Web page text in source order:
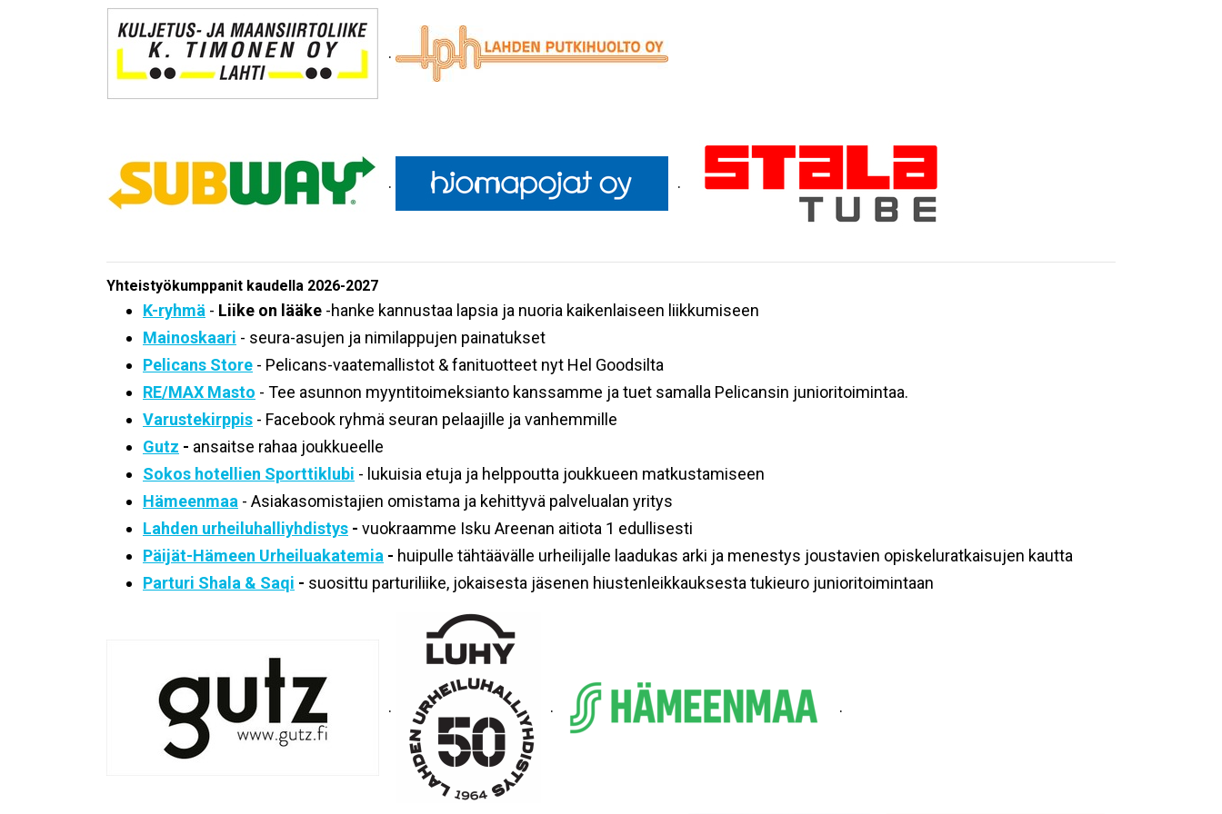
.
. .
Yhteistyökumppanit kaudella 2026-2027
K-ryhmä - Liike on lääke -hanke kannustaa lapsia ja nuoria kaikenlaiseen liikkumiseen
Mainoskaari - seura-asujen ja nimilappujen painatukset
Pelicans Store - Pelicans-vaatemallistot & fanituotteet nyt Hel Goodsilta
RE/MAX Masto - Tee asunnon myyntitoimeksianto kanssamme ja tuet samalla Pelicansin junioritoimintaa.
Varustekirppis - Facebook ryhmä seuran pelaajille ja vanhemmille
Gutz - ansaitse rahaa joukkueelle
Sokos hotellien Sporttiklubi - lukuisia etuja ja helppoutta joukkueen matkustamiseen
Hämeenmaa - Asiakasomistajien omistama ja kehittyvä palvelualan yritys
Lahden urheiluhalliyhdistys - vuokraamme Isku Areenan aitiota 1 edullisesti
Päijät-Hämeen Urheiluakatemia - huipulle tähtäävälle urheilijalle laadukas arki ja menestys joustavien opiskeluratkaisujen kautta
Parturi Shala & Saqi - suosittu parturiliike, jokaisesta jäsenen hiustenleikkauksesta tukieuro junioritoimintaan
. . .